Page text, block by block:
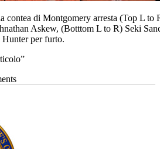
contea di Montgomery arresta (Top L to
Askew, (Botttom L to R) Seki
Hunter per furto.